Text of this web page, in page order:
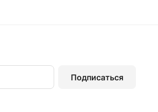
Подписаться